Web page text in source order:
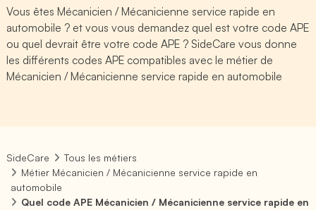
Vous êtes Mécanicien / Mécanicienne service rapide en
automobile ? et vous vous demandez quel est votre code APE
ou quel devrait être votre code APE ? SideCare vous donne
les différents codes APE compatibles avec le métier de
Mécanicien / Mécanicienne service rapide en automobile
SideCare
Tous les métiers
Métier Mécanicien / Mécanicienne service rapide en
automobile
Quel code APE Mécanicien / Mécanicienne service rapide en